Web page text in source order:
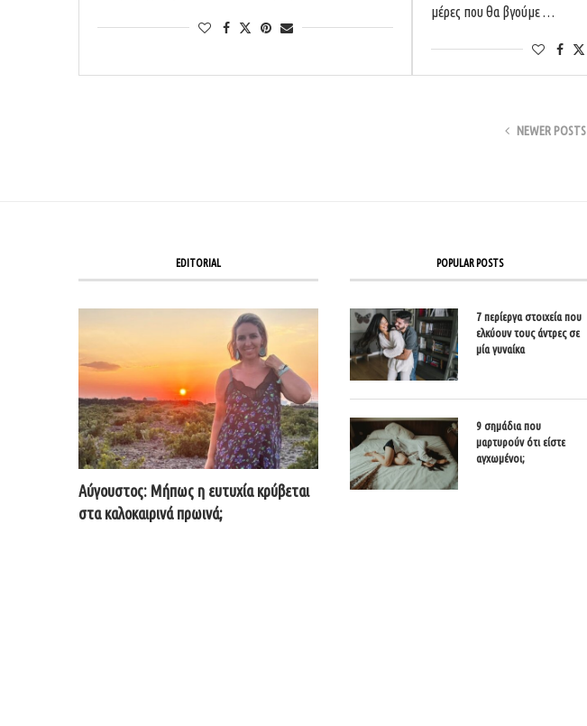
μέρες που θα βγούμε …
NEWER POSTS
EDITORIAL
Αύγουστος: Μήπως η ευτυχία κρύβεται
στα καλοκαιρινά πρωινά;
POPULAR POSTS
7 περίεργα στοιχεία που
ελκύουν τους άντρες σε
μία γυναίκα
9 σημάδια που
μαρτυρούν ότι είστε
αγχωμένοι;